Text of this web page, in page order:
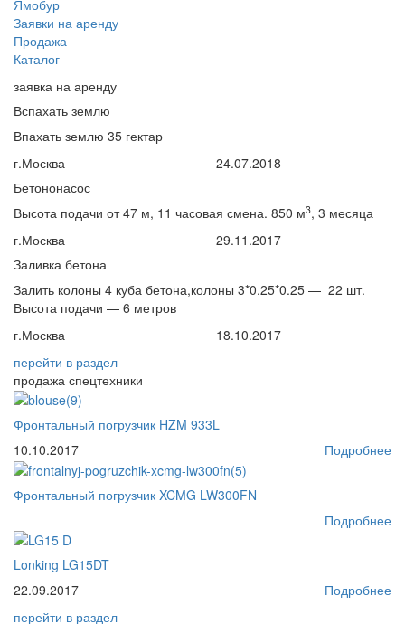
Ямобур
Заявки на аренду
Продажа
Каталог
заявка на аренду
Вспахать землю
Впахать землю 35 гектар
г.Москва
24.07.2018
Бетононасос
Высота подачи от 47 м, 11 часовая смена. 850 м3, 3 месяца
г.Москва
29.11.2017
Заливка бетона
Залить колоны 4 куба бетона,колоны 3*0.25*0.25 — 22 шт.
Высота подачи — 6 метров
г.Москва
18.10.2017
перейти в раздел
продажа спецтехники
Фронтальный погрузчик HZM 933L
10.10.2017
Подробнее
Фронтальный погрузчик XCMG LW300FN
Подробнее
Lonking LG15DT
22.09.2017
Подробнее
перейти в раздел